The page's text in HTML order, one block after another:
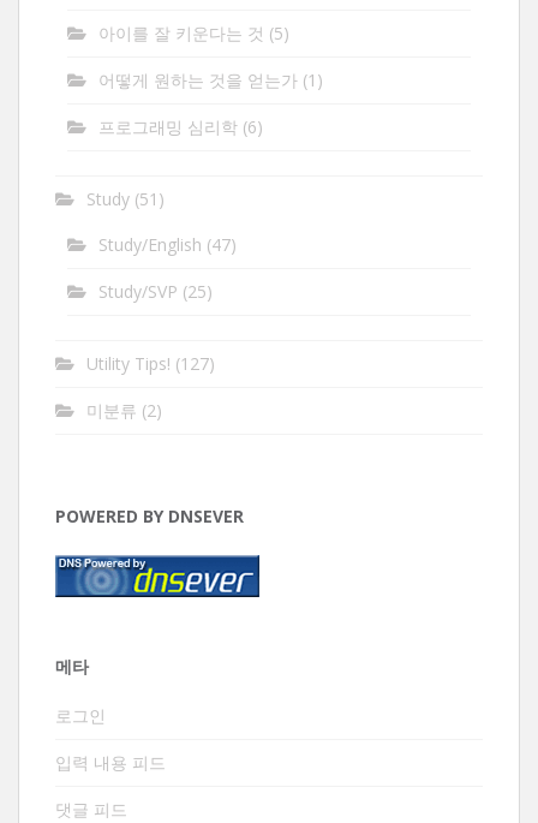
아이를 잘 키운다는 것 (5)
어떻게 원하는 것을 얻는가 (1)
프로그래밍 심리학 (6)
Study (51)
Study/English (47)
Study/SVP (25)
Utility Tips! (127)
미분류 (2)
POWERED BY DNSEVER
메타
로그인
입력 내용 피드
댓글 피드